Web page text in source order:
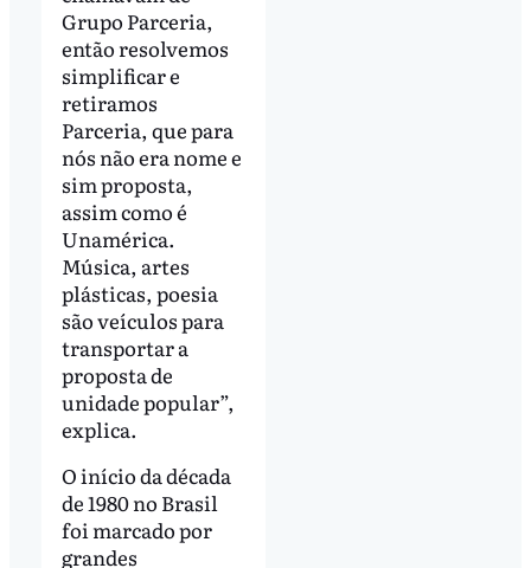
Grupo Parceria,
então resolvemos
simplificar e
retiramos
Parceria, que para
nós não era nome e
sim proposta,
assim como é
Unamérica.
Música, artes
plásticas, poesia
são veículos para
transportar a
proposta de
unidade popular”,
explica.
O início da década
de 1980 no Brasil
foi marcado por
grandes